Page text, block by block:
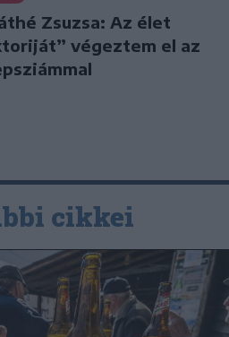
Zsuzsa: Az élet
végeztem el az
cikkei